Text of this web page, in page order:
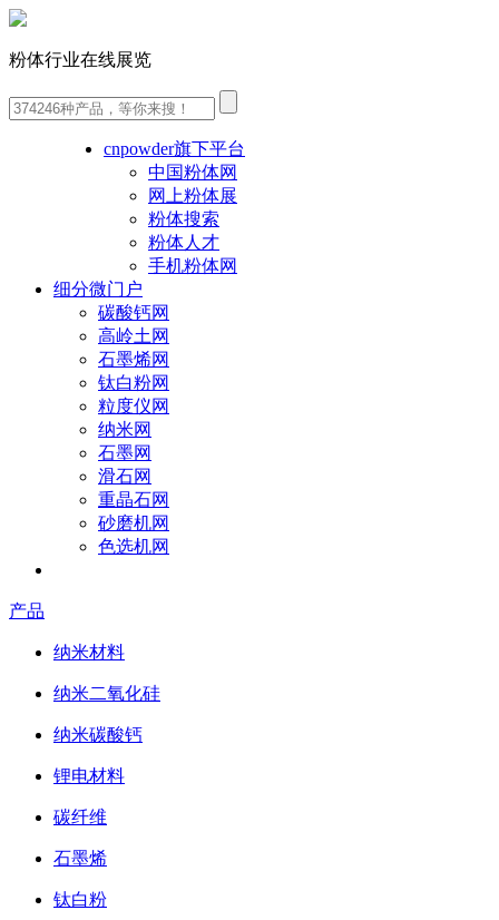
粉体行业在线展览
cnpowder旗下平台
中国粉体网
网上粉体展
粉体搜索
粉体人才
手机粉体网
细分微门户
碳酸钙网
高岭土网
石墨烯网
钛白粉网
粒度仪网
纳米网
石墨网
滑石网
重晶石网
砂磨机网
色选机网
产品
纳米材料
纳米二氧化硅
纳米碳酸钙
锂电材料
碳纤维
石墨烯
钛白粉